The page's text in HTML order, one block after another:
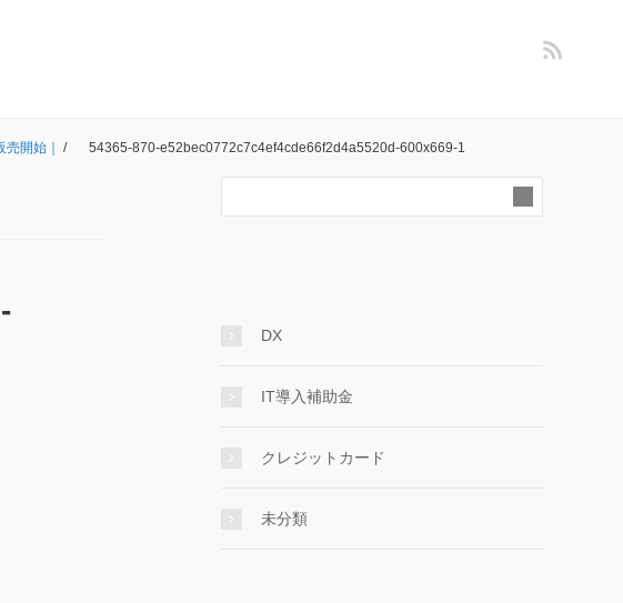
開始｜ / 54365-870-e52bec0772c7c4ef4cde66f2d4a5520d-600x669-1
DX
IT導入補助金
クレジットカード
未分類